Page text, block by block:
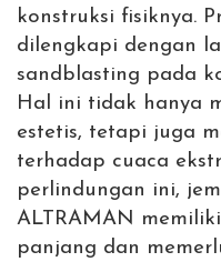
konstruksi fisiknya.
dilengkapi dengan
sandblasting pada
Hal ini tidak hanya
estetis, tetapi juga
terhadap cuaca
perlindungan ini,
ALTRAMAN
panjang dan